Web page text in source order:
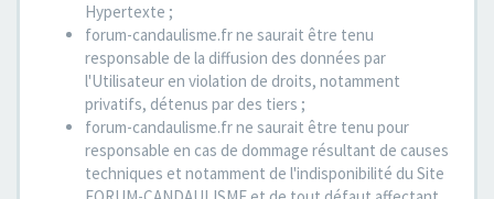
Hypertexte ;
forum-candaulisme.fr ne saurait être tenu
responsable de la diffusion des données par
l'Utilisateur en violation de droits, notamment
privatifs, détenus par des tiers ;
forum-candaulisme.fr ne saurait être tenu pour
responsable en cas de dommage résultant de causes
techniques et notamment de l'indisponibilité du Site